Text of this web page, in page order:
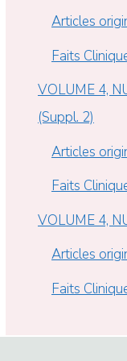
Articles
Faits
VOLUME 4,
(Suppl. 2)
Articles
Faits
VOLUME 4,
Articles
Faits